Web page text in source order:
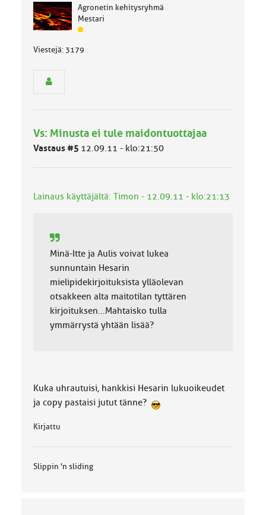
Agronetin kehitysryhmä
Mestari
J
s
ä
l
a
Viestejä: 3179
Vs: Minusta ei tule maidontuottajaa
Vastaus #5 12.09.11 - klo:21:50
Lainaus käyttäjältä: Timon - 12.09.11 - klo:21:13
Minä-Itte ja Aulis voivat lukea
sunnuntain Hesarin
mielipidekirjoituksista ylläolevan
otsakkeen alta maitotilan tyttären
kirjoituksen...Mahtaisko tulla
ymmärrystä yhtään lisää?
Kuka uhrautuisi, hankkisi Hesarin lukuoikeudet
ja copy pastaisi jutut tänne?
Kirjattu
Slippin 'n sliding